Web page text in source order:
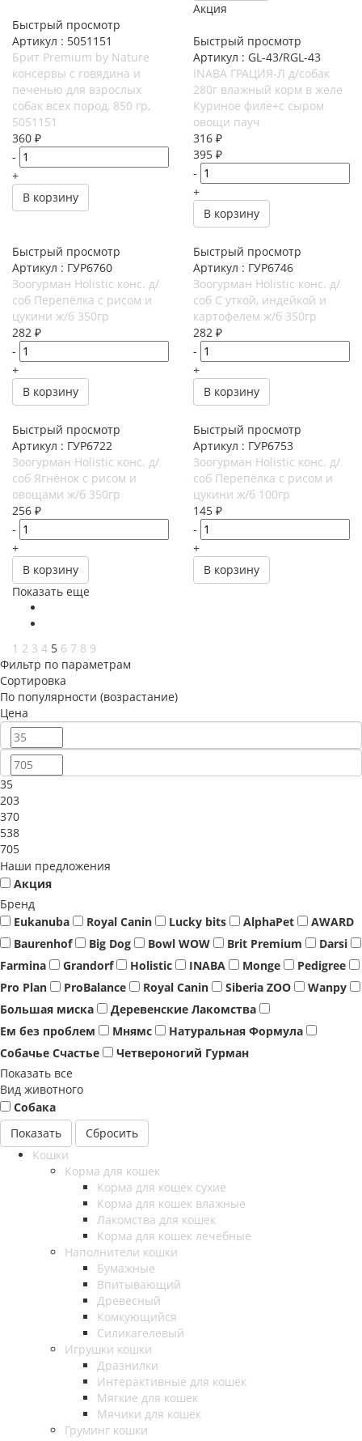
Быстрый просмотр
Артикул : 5051151
Брит Premium by Nature
консервы с говядина и
печенью для взрослых
собак всех пород, 850 гр,
5051151
360 ₽
-
+
В корзину
Акция
Быстрый просмотр
Артикул : GL-43/RGL-43
INABA ГРАЦИЯ-Л д/собак
280г влажный корм в желе
Куриное филе+с сыром
овощи пауч
316 ₽
395 ₽
-
+
В корзину
Быстрый просмотр
Артикул : ГУР6760
Зоогурман Holistic конс. д/
соб Перепёлка с рисом и
цукини ж/б 350гр
282 ₽
-
+
В корзину
Быстрый просмотр
Артикул : ГУР6746
Зоогурман Holistic конс. д/
соб С уткой, индейкой и
картофелем ж/б 350гр
282 ₽
-
+
В корзину
Быстрый просмотр
Артикул : ГУР6722
Зоогурман Holistic конс. д/
соб Ягнёнок с рисом и
овощами ж/б 350гр
256 ₽
-
+
В корзину
Быстрый просмотр
Артикул : ГУР6753
Зоогурман Holistic конс. д/
соб Перепёлка с рисом и
цукини ж/б 100гр
145 ₽
-
+
В корзину
Показать еще
1 2 3 4 5 6 7 8 9
Фильтр по параметрам
Сортировка
По популярности (возрастание)
Цена
35
203
370
538
705
Наши предложения
Акция
Бренд
Eukanuba
Royal Canin Lucky bits AlphaPet
AWARD
Baurenhof
Big Dog Bowl WOW Brit Premium
Darsi
Farmina
Grandorf Holistic INABA Monge
Pedigree
Pro Plan
ProBalance Royal Сanin Siberia ZOO
Wanpy
Большая миска
Деревенские Лакомства
Ем без проблем
Мнямс
Натуральная Формула
Собачье Счастье
Четвероногий Гурман
Показать все
Вид животного
Собака
Сбросить
Кошки
Корма для кошек
Корма для кошек сухие
Корма для кошек влажные
Лакомства для кошек
Корма для кошек лечебные
Наполнители кошки
Бумажные
Впитывающий
Древесный
Комкующийся
Силикагелевый
Игрушки кошки
Дразнилки
Интерактивные для кошек
Мягкие для кошек
Мячики для кошек
Груминг кошки